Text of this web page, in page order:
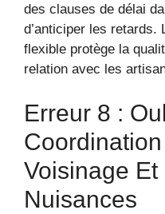
des clauses de délai
d’anticiper les retards.
flexible protège la
relation avec les
Erreur 8 :
Voisinage
Nuisances